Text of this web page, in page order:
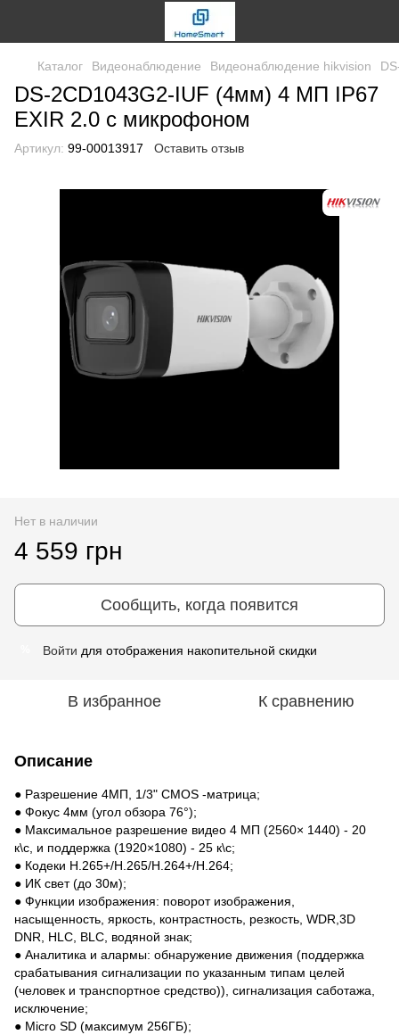
Каталог Видеонаблюдение Видеонаблюдение hikvision
DS-2CD1043G2-IUF (4мм) 4 МП IP67
EXIR 2.0 с микрофоном
Артикул: 99-00013917 Оставить отзыв
Нет в наличии
4 559 грн
Сообщить, когда появится
Войти для отображения накопительной скидки
В избранное К сравнению
Описание
● Разрешение 4МП, 1/3" CMOS -матрица;
● Фокус 4мм (угол обзора 76°);
● Максимальное разрешение видео 4 МП (2560× 1440) - 20
к\с, и поддержка (1920×1080) - 25 к\с;
● Кодеки H.265+/H.265/H.264+/H.264;
● ИК свет (до 30м);
● Функции изображения: поворот изображения,
насыщенность, яркость, контрастность, резкость, WDR,3D
DNR, HLC, BLC, водяной знак;
● Аналитика и алармы: обнаружение движения (поддержка
срабатывания сигнализации по указанным типам целей
(человек и транспортное средство)), сигнализация саботажа,
исключение;
● Micro SD (максимум 256ГБ);